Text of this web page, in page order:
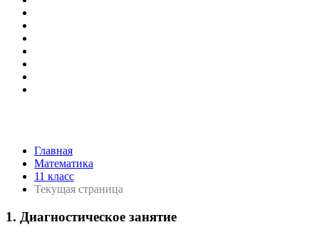
Главная
Математика
11 класс
Текущая страница
1. Диагностическое занятие